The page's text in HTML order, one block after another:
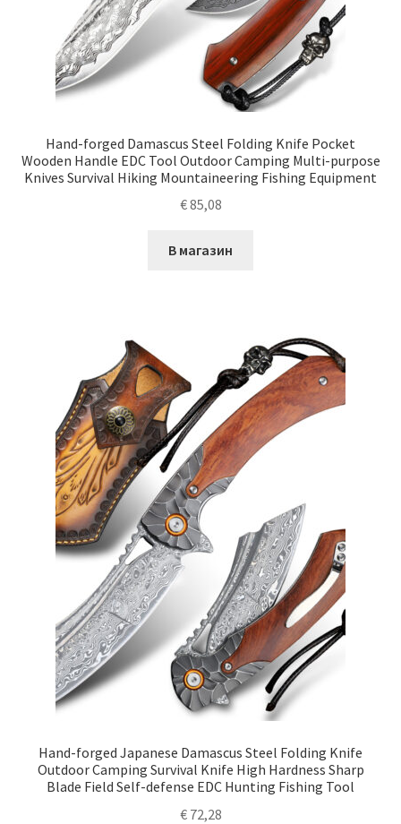
Hand-forged Damascus Steel Folding Knife Pocket
Wooden Handle EDC Tool Outdoor Camping Multi-purpose
Knives Survival Hiking Mountaineering Fishing Equipment
€85,08
В магазин
Hand-forged Japanese Damascus Steel Folding Knife
Outdoor Camping Survival Knife High Hardness Sharp
Blade Field Self-defense EDC Hunting Fishing Tool
€72,28